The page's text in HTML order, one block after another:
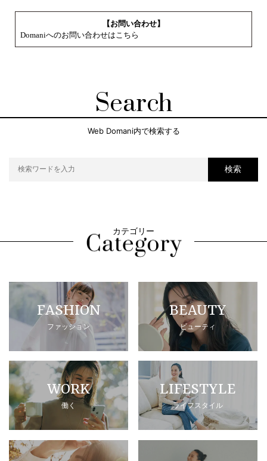
【お問い合わせ】
Domaniへのお問い合わせはこちら
Search
Web Domani内で検索する
検索
カテゴリー
FASHION
ファッション
BEAUTY
ビューティ
WORK
働く
LIFESTYLE
ライフスタイル